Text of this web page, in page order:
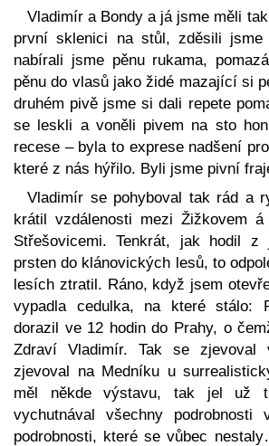
Vladimír a Bondy a já jsme měli
první sklenici na stůl, zděsili jsme
nabírali jsme pěnu rukama,
pěnu do vlasů jako židé mazající si
druhém pivě jsme si dali repete
se leskli a voněli pivem na sto
recese – byla to exprese nadšení
které z nás hýřilo. Byli jsme pivní
Vladimír se pohyboval tak rád a
krátil vzdálenosti mezi Žižkovem
Střešovicemi. Tenkrát, jak hodil z
prsten do klánovických lesů, to
lesích ztratil. Ráno, když jsem
vypadla cedulka, na které stálo:
dorazil ve 12 hodin do Prahy, o
Zdraví Vladimír. Tak se zjevoval
zjevoval na Medníku u
měl někde výstavu, tak jel už
vychutnával všechny
podrobnosti, které se vůbec